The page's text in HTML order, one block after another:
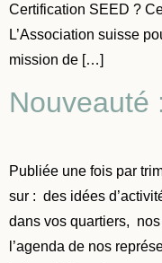
Certification SEED ?
L’Association suisse
mission de […]
Nouveauté
Publiée une fois par
sur : des idées
dans vos quartiers,
l’agenda de nos